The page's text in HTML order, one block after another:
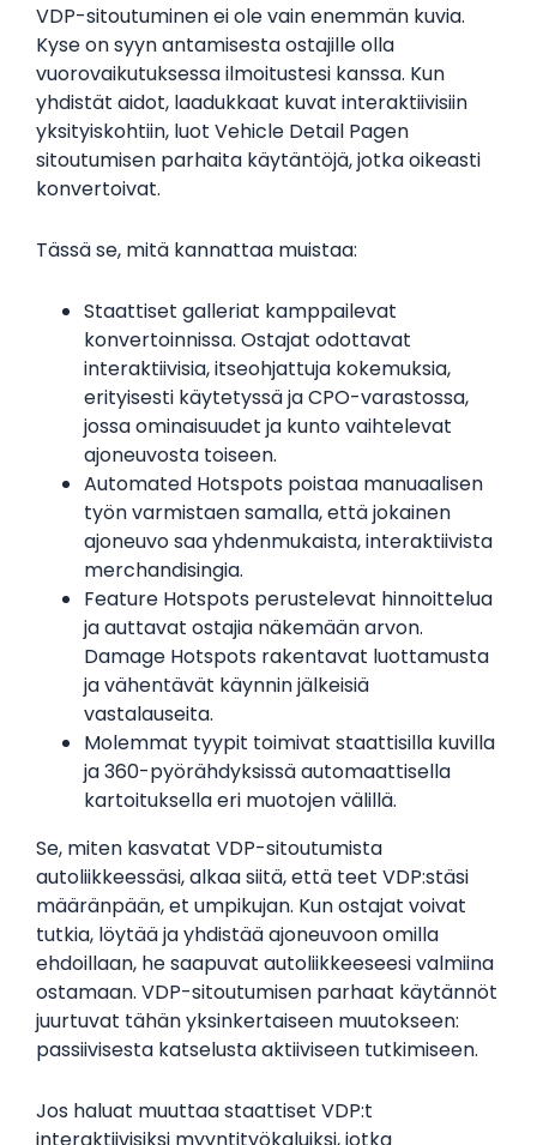
VDP-sitoutuminen ei ole vain enemmän kuvia.
Kyse on syyn antamisesta ostajille olla
vuorovaikutuksessa ilmoitustesi kanssa. Kun
yhdistät aidot, laadukkaat kuvat interaktiivisiin
yksityiskohtiin, luot Vehicle Detail Pagen
sitoutumisen parhaita käytäntöjä, jotka oikeasti
konvertoivat.
Tässä se, mitä kannattaa muistaa:
Staattiset galleriat kamppailevat
konvertoinnissa. Ostajat odottavat
interaktiivisia, itseohjattuja kokemuksia,
erityisesti käytetyssä ja CPO-varastossa,
jossa ominaisuudet ja kunto vaihtelevat
ajoneuvosta toiseen.
Automated Hotspots poistaa manuaalisen
työn varmistaen samalla, että jokainen
ajoneuvo saa yhdenmukaista, interaktiivista
merchandisingia.
Feature Hotspots perustelevat hinnoittelua
ja auttavat ostajia näkemään arvon.
Damage Hotspots rakentavat luottamusta
ja vähentävät käynnin jälkeisiä
vastalauseita.
Molemmat tyypit toimivat staattisilla kuvilla
ja 360-pyörähdyksissä automaattisella
kartoituksella eri muotojen välillä.
Se, miten kasvatat VDP-sitoutumista
autoliikkeessäsi, alkaa siitä, että teet VDP:stäsi
määränpään, et umpikujan. Kun ostajat voivat
tutkia, löytää ja yhdistää ajoneuvoon omilla
ehdoillaan, he saapuvat autoliikkeeseesi valmiina
ostamaan. VDP-sitoutumisen parhaat käytännöt
juurtuvat tähän yksinkertaiseen muutokseen:
passiivisesta katselusta aktiiviseen tutkimiseen.
Jos haluat muuttaa staattiset VDP:t